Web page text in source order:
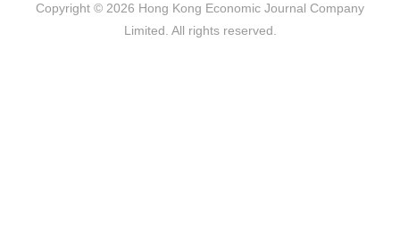
Copyright © 2026 Hong Kong Economic Journal Company
Limited. All rights reserved.